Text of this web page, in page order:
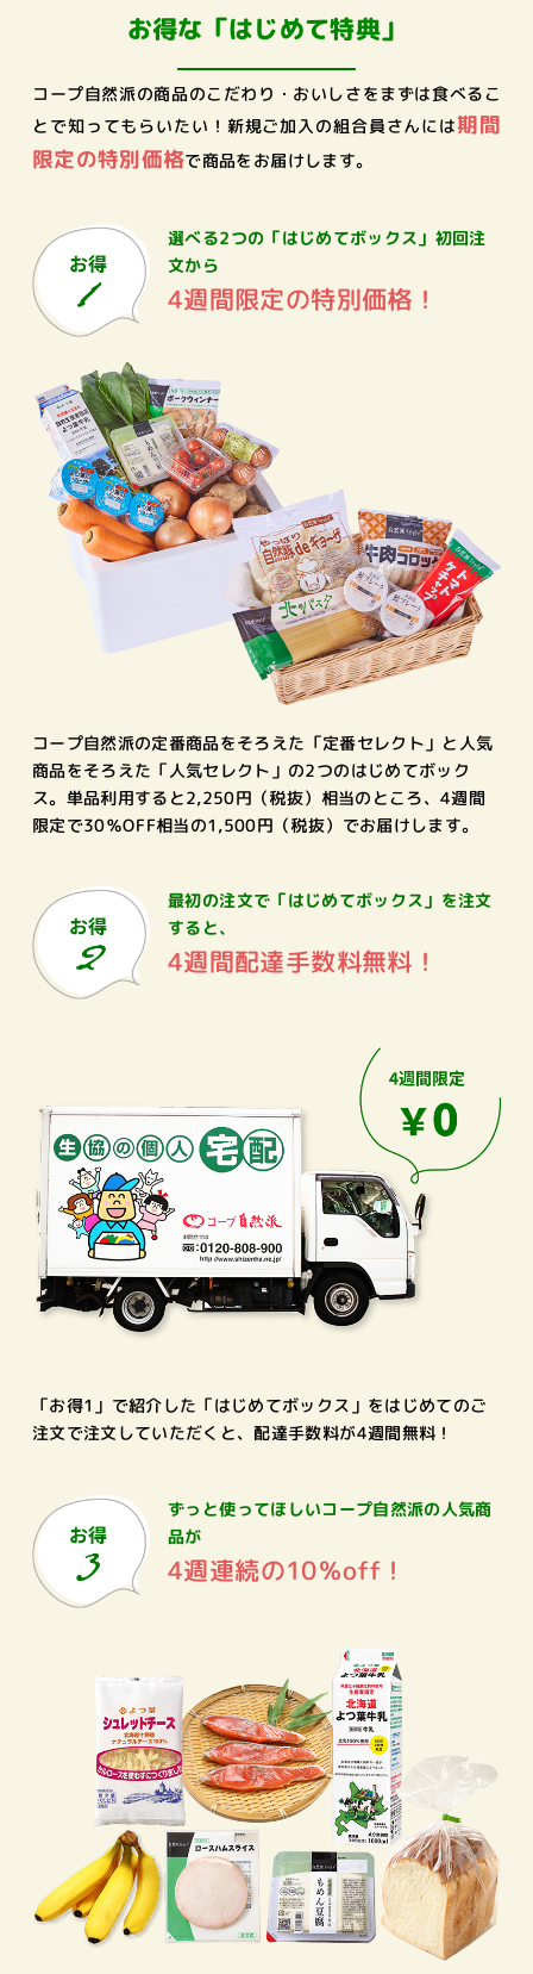
お得な「はじめて特典」
コープ自然派の商品のこだわり・おいしさをまずは食べるこ
とで知ってもらいたい！ 新規ご加入の組合員さんには期間
限定の特別価格で商品をお届けします。
選べる2つの「はじめてボックス」 初回注
文から
4週間限定の特別価格！
コープ自然派の定番商品をそろえた「定番セレクト」と人気
商品をそろえた「人気セレクト」の2つのはじめてボック
ス。単品利用すると2,250円（税抜）相当のところ、4週間
限定で30％OFF相当の1,500円（税抜）でお届けします。
最初の注文で 「はじめてボックス」を注文
すると、
4週間配達手数料無料！
「お得1」で紹介した「はじめてボックス」をはじめてのご
注文で注文していただくと、配達手数料が4週間無料！
ずっと使ってほしいコープ自然派の人気商
品が
4週連続の10％off！